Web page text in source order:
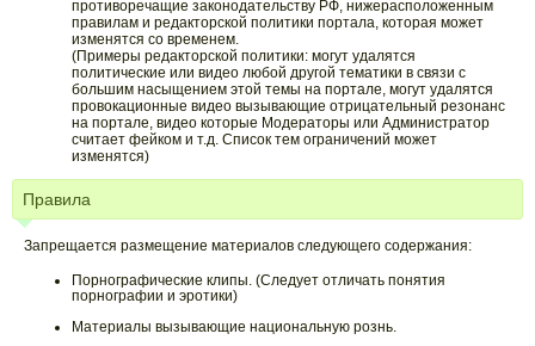
противоречащие законодательству РФ, нижерасположенным
правилам и редакторской политики портала, которая может
изменятся со временем.
(Примеры редакторской политики: могут удалятся
политические или видео любой другой тематики в связи с
большим насыщением этой темы на портале, могут удалятся
провокационные видео вызывающие отрицательный резонанс
на портале, видео которые Модераторы или Администратор
считает фейком и т.д. Список тем ограничений может
изменятся)
Правила
Запрещается размещение материалов следующего содержания:
Порнографические клипы. (Следует отличать понятия
порнографии и эротики)
Материалы вызывающие национальную рознь.